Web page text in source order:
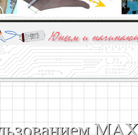
- Popular science
Basics of electricity,